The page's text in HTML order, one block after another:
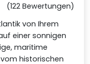
(122 Bewertungen)
von Ihrem
einer sonnigen
maritime
historischen